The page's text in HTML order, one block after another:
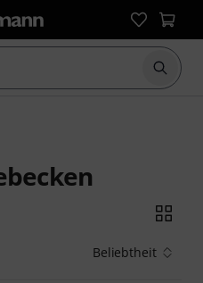
Suche
Beliebtheit